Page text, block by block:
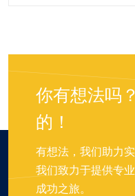
你有想法吗
的！
有想法，我们助力
我们致力于提供专
成功之旅。